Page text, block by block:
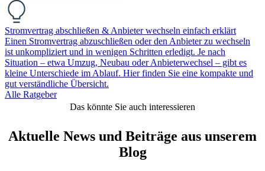
Stromvertrag abschließen & Anbieter wechseln einfach erklärt
Einen Stromvertrag abzuschließen oder den Anbieter zu wechseln
ist unkompliziert und in wenigen Schritten erledigt. Je nach
Situation – etwa Umzug, Neubau oder Anbieterwechsel – gibt es
kleine Unterschiede im Ablauf. Hier finden Sie eine kompakte und
gut verständliche Übersicht.
Alle Ratgeber
Das könnte Sie auch interessieren
Aktuelle News und Beiträge aus unserem
Blog